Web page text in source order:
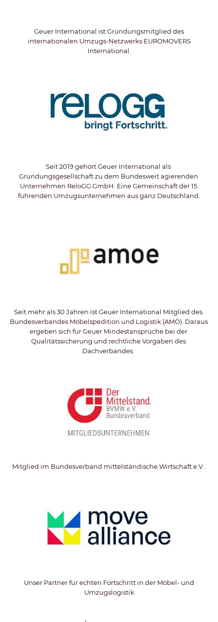
Geuer International ist Gründungsmitglied des
internationalen Umzugs-Netzwerks EUROMOVERS
International.
Seit 2019 gehört Geuer International als
Gründungsgesellschaft zu dem Bundesweit agierenden
Unternehmen ReloGG GmbH. Eine Gemeinschaft der 15
führenden Umzugsunternehmen aus ganz Deutschland.
Seit mehr als 30 Jahren ist Geuer International Mitglied des
Bundesverbandes Möbelspedition und Logistik (AMÖ). Daraus
ergeben sich für Geuer Mindestansprüche bei der
Qualitätssicherung und rechtliche Vorgaben des
Dachverbandes.
Mitglied im Bundesverband mittelständische Wirtschaft e.V..
Unser Partner für echten Fortschritt in der Möbel- und
Umzugslogistik